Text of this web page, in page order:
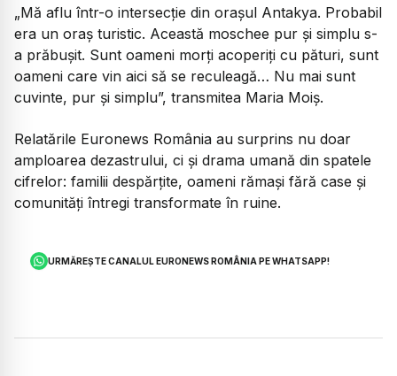
„Mă aflu într-o intersecție din orașul Antakya. Probabil
era un oraș turistic. Această moschee pur și simplu s-
a prăbușit. Sunt oameni morți acoperiți cu pături, sunt
oameni care vin aici să se reculeagă… Nu mai sunt
cuvinte, pur și simplu”, transmitea Maria Moiș.
Relatările Euronews România au surprins nu doar
amploarea dezastrului, ci și drama umană din spatele
cifrelor: familii despărțite, oameni rămași fără case și
comunități întregi transformate în ruine.
URMĂREȘTE CANALUL EURONEWS ROMÂNIA PE WHATSAPP!